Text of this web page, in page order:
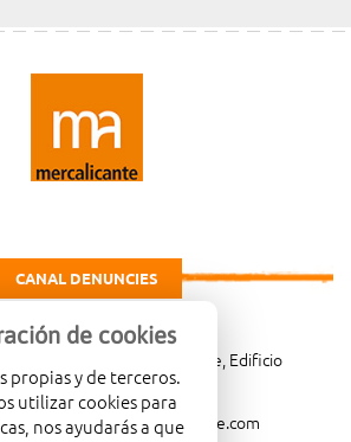
CANAL DENUNCIES
Madrid Km. 4, 03007 Alicante, Edificio
planta 3ª
merca@mercalicante.com
de cookies
propias y de terceros.
utilizar cookies para
nos ayudarás a que